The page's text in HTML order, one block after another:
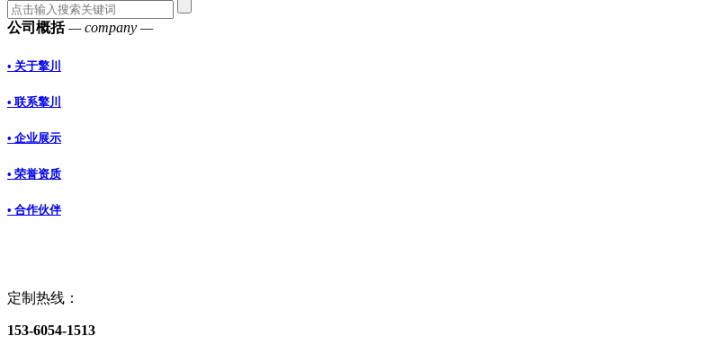
公司概括— company —
• 关于擎川
• 联系擎川
• 企业展示
• 荣誉资质
• 合作伙伴
定制热线：
153-6054-1513